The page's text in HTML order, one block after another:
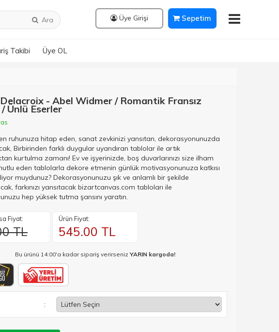
Ara Üye Girişi Sepetim
Takibi Üye OL
- Abel Widmer / Romantik Fransız
Ünlü Eserler
ruhunuza hitap eden, sanat zevkinizi yansıtan, dekorasyonunuzda
Birbirinden farklı duygular uyandıran tablolar ile artık
kurtulma zamanı! Ev ve işyerinizde, boş duvarlarınızı size ilham
eden tablolarla dekore etmenin günlük motivasyonunuza katkısı
muydunuz? Dekorasyonunuzu şık ve anlamlı bir şekilde
farkınızı yansıtacak bizartcanvas.com tabloları ile
hep yüksek tutma şansını yaratın.
Fiyat:
TL
Ürün Fiyat:
545.00 TL
Bu ürünü 14:00'a kadar sipariş verirsenizYARIN kargoda!
: